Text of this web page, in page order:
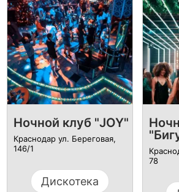
Ночной клуб "JOY"
Краснодар ул. ​Береговая,
146/1
Дискотека
78